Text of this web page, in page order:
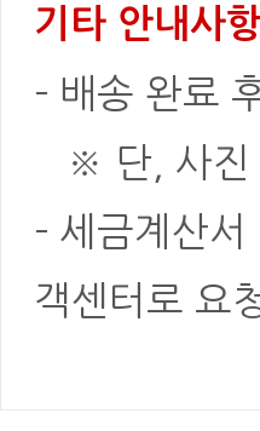
기타 안내사
- 배송 완료
※ 단, 사진
- 세금계산
객센터로 요